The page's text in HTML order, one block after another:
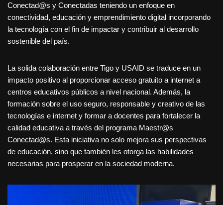
Conectad@s y Conectadas teniendo un enfoque en
conectividad, educación y emprendimiento digital incorporando
la tecnología con el fin de impactar y contribuir al desarrollo
sostenible del país.
La solida colaboración entre Tigo y USAID se traduce en un
impacto positivo al proporcionar acceso gratuito a internet a
centros educativos públicos a nivel nacional. Además, la
formación sobre el uso seguro, responsable y creativo de las
tecnologías e internet y formar a docentes para fortalecer la
calidad educativa a través del programa Maestr@s
Conectad@s. Esta iniciativa no solo mejora sus perspectivas
de educación, sino que también les otorga las habilidades
necesarias para prosperar en la sociedad moderna.